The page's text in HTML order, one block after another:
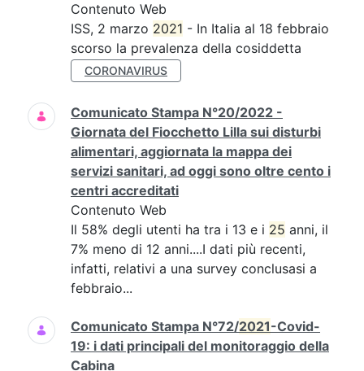
Contenuto Web
ISS, 2 marzo 2021 - In Italia al 18 febbraio
scorso la prevalenza della cosiddetta
CORONAVIRUS
Comunicato Stampa N°20/2022 -
Giornata del Fiocchetto Lilla sui disturbi
alimentari, aggiornata la mappa dei
servizi sanitari, ad oggi sono oltre cento i
centri accreditati
Contenuto Web
Il 58% degli utenti ha tra i 13 e i 25 anni, il
7% meno di 12 anni....I dati più recenti,
infatti, relativi a una survey conclusasi a
febbraio...
Comunicato Stampa N°72/2021-Covid-
19: i dati principali del monitoraggio della
Cabina